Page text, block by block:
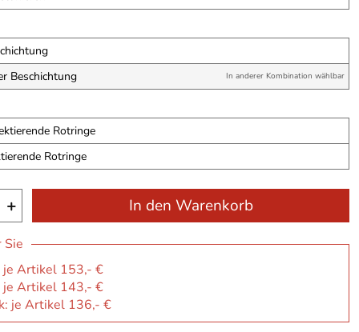
Beschichtung
In anderer Kombination wählbar
Rotringe
Rotringe
+ In den Warenkorb
Sie
je Artikel 153,- €
je Artikel 143,- €
je Artikel 136,- €